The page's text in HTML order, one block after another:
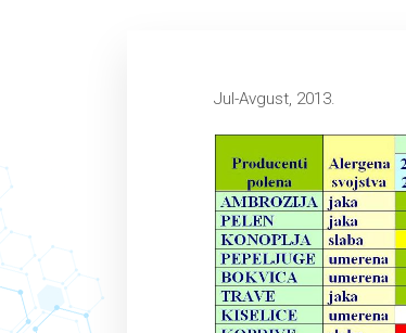
Jul-Avgust, 2013.